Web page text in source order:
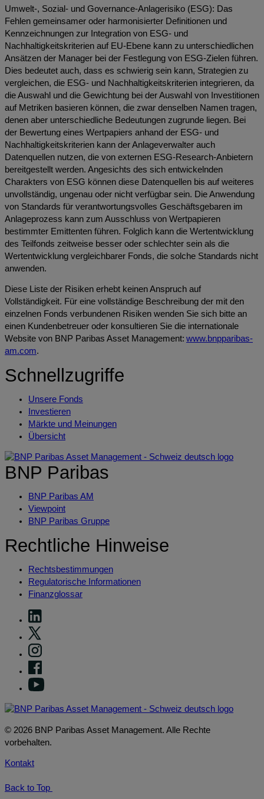
Umwelt-, Sozial- und Governance-Anlagerisiko (ESG): Das
Fehlen gemeinsamer oder harmonisierter Definitionen und
Kennzeichnungen zur Integration von ESG- und
Nachhaltigkeitskriterien auf EU-Ebene kann zu unterschiedlichen
Ansätzen der Manager bei der Festlegung von ESG-Zielen führen.
Dies bedeutet auch, dass es schwierig sein kann, Strategien zu
vergleichen, die ESG- und Nachhaltigkeitskriterien integrieren, da
die Auswahl und die Gewichtung bei der Auswahl von Investitionen
auf Metriken basieren können, die zwar denselben Namen tragen,
denen aber unterschiedliche Bedeutungen zugrunde liegen. Bei
der Bewertung eines Wertpapiers anhand der ESG- und
Nachhaltigkeitskriterien kann der Anlageverwalter auch
Datenquellen nutzen, die von externen ESG-Research-Anbietern
bereitgestellt werden. Angesichts des sich entwickelnden
Charakters von ESG können diese Datenquellen bis auf weiteres
unvollständig, ungenau oder nicht verfügbar sein. Die Anwendung
von Standards für verantwortungsvolles Geschäftsgebaren im
Anlageprozess kann zum Ausschluss von Wertpapieren
bestimmter Emittenten führen. Folglich kann die Wertentwicklung
des Teilfonds zeitweise besser oder schlechter sein als die
Wertentwicklung vergleichbarer Fonds, die solche Standards nicht
anwenden.
Diese Liste der Risiken erhebt keinen Anspruch auf
Vollständigkeit. Für eine vollständige Beschreibung der mit den
einzelnen Fonds verbundenen Risiken wenden Sie sich bitte an
einen Kundenbetreuer oder konsultieren Sie die internationale
Website von BNP Paribas Asset Management: www.bnpparibas-
am.com.
Schnellzugriffe
Unsere Fonds
Investieren
Märkte und Meinungen
Übersicht
BNP Paribas
BNP Paribas AM
Viewpoint
BNP Paribas Gruppe
Rechtliche Hinweise
Rechtsbestimmungen
Regulatorische Informationen
Finanzglossar
© 2026 BNP Paribas Asset Management. Alle Rechte
vorbehalten.
Kontakt
Back to Top